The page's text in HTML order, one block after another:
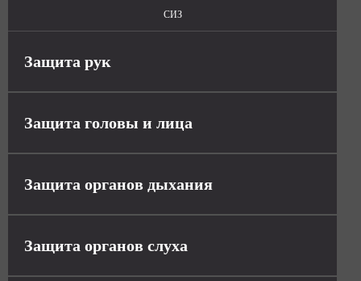
СИЗ
Защита рук
Защита головы и лица
Защита органов дыхания
Защита органов слуха